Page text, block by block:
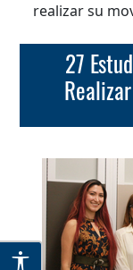
realizar su
27 Estudiantes Llegan A La UTP A